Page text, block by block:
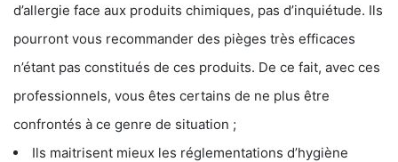
d’allergie face aux produits chimiques, pas d’inquiétude. Ils
pourront vous recommander des pièges très efficaces
n’étant pas constitués de ces produits. De ce fait, avec ces
professionnels, vous êtes certains de ne plus être
confrontés à ce genre de situation ;
Ils maitrisent mieux les réglementations d’hygiène